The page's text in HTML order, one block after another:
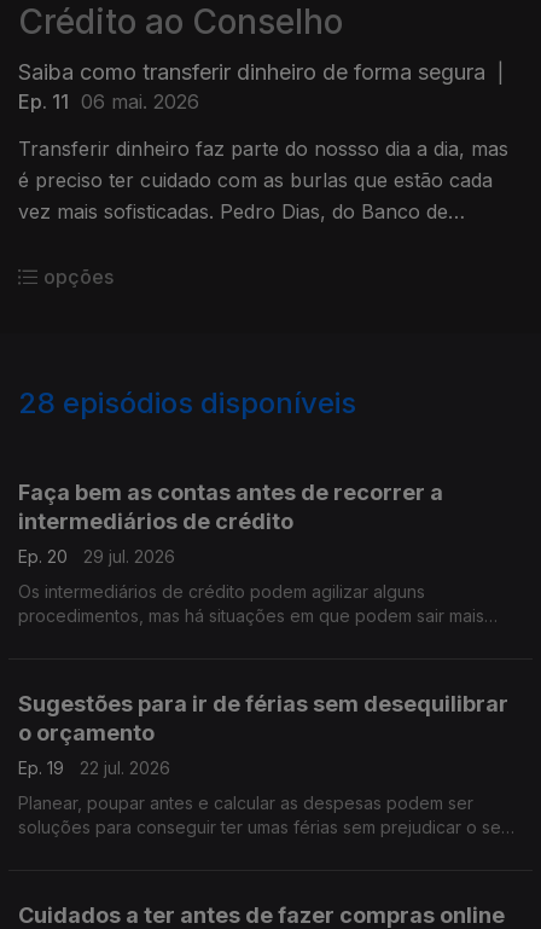
Crédito ao Conselho
Saiba como transferir dinheiro de forma segura
Ep. 11 06 mai. 2026
Transferir dinheiro faz parte do nossso dia a dia, mas
é preciso ter cuidado com as burlas que estão cada
vez mais sofisticadas. Pedro Dias, do Banco de
opções
28 episódios disponíveis
Faça bem as contas antes de recorrer a
intermediários de crédito
Ep. 20
29 jul. 2026
Os intermediários de crédito podem agilizar alguns
procedimentos, mas há situações em que podem sair mais
Sugestões para ir de férias sem desequilibrar
o orçamento
Ep. 19
22 jul. 2026
Planear, poupar antes e calcular as despesas podem ser
soluções para conseguir ter umas férias sem prejudicar o seu
Cuidados a ter antes de fazer compras online